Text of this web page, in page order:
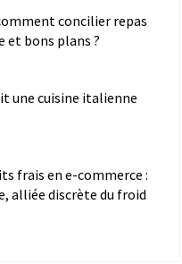
concilier repas
et bons plans ?
une cuisine italienne
frais en e-commerce :
alliée discrète du froid